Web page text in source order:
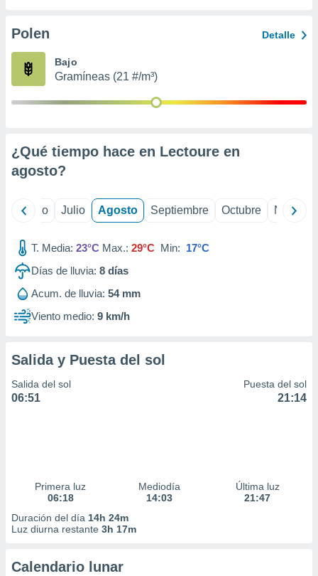
e
mediante
de
1199
Polen Detalle
Bajo
Gramíneas (21 #/m³)
¿Qué tiempo hace en Lectoure en
agosto?
Junio Julio Agosto Septiembre Octubre
T. Media: 23°C Max.: 29°C Min: 17°C
Días de lluvia: 8 días
Acum. de lluvia: 54 mm
Viento medio: 9 km/h
Salida y Puesta del sol
Salida del sol
06:51
Puesta del sol
21:14
Primera luz
06:18
Mediodía
14:03
Última luz
21:47
Duración del día 14h 24m
Luz diurna restante 3h 17m
Calendario lunar